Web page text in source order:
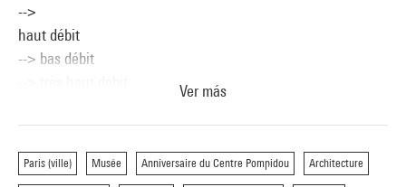
-->
haut débit
--> bas débit
]
Les architectes du Centre y voient avant tout "non pas un
Ver más
Paris (ville) Musée Anniversaire du Centre Pompidou Architecture